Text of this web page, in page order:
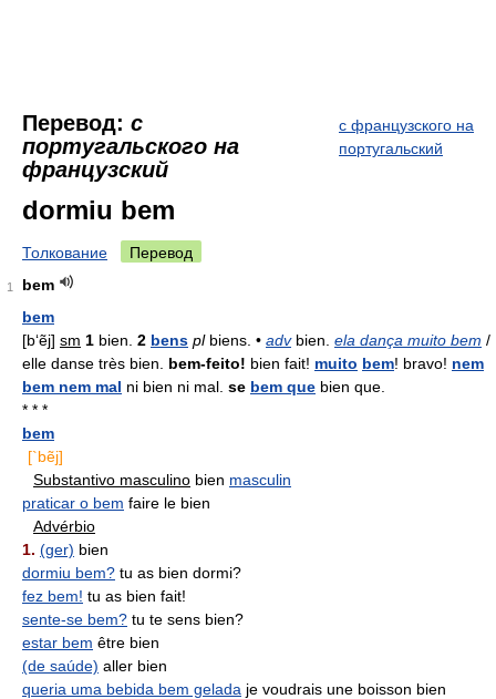
Перевод: с
португальского на
французский
с французского на
португальский
dormiu bem
Толкование Перевод
1
bem
bem
[b‘ẽj] sm 1 bien. 2 bens plbiens. • advbien. ela dança muito bem /
elle danse très bien. bem-feito! bien fait! muito bem! bravo! nem
bem nem mal ni bien ni mal. se bem que bien que.
* * *
bem
[`bẽj]
Substantivo masculino bien masculin
praticar o bem faire le bien
Advérbio
1. (ger) bien
dormiu bem? tu as bien dormi?
fez bem! tu as bien fait!
sente-se bem? tu te sens bien?
estar bem être bien
(de saúde) aller bien
queria uma bebida bem gelada je voudrais une boisson bien